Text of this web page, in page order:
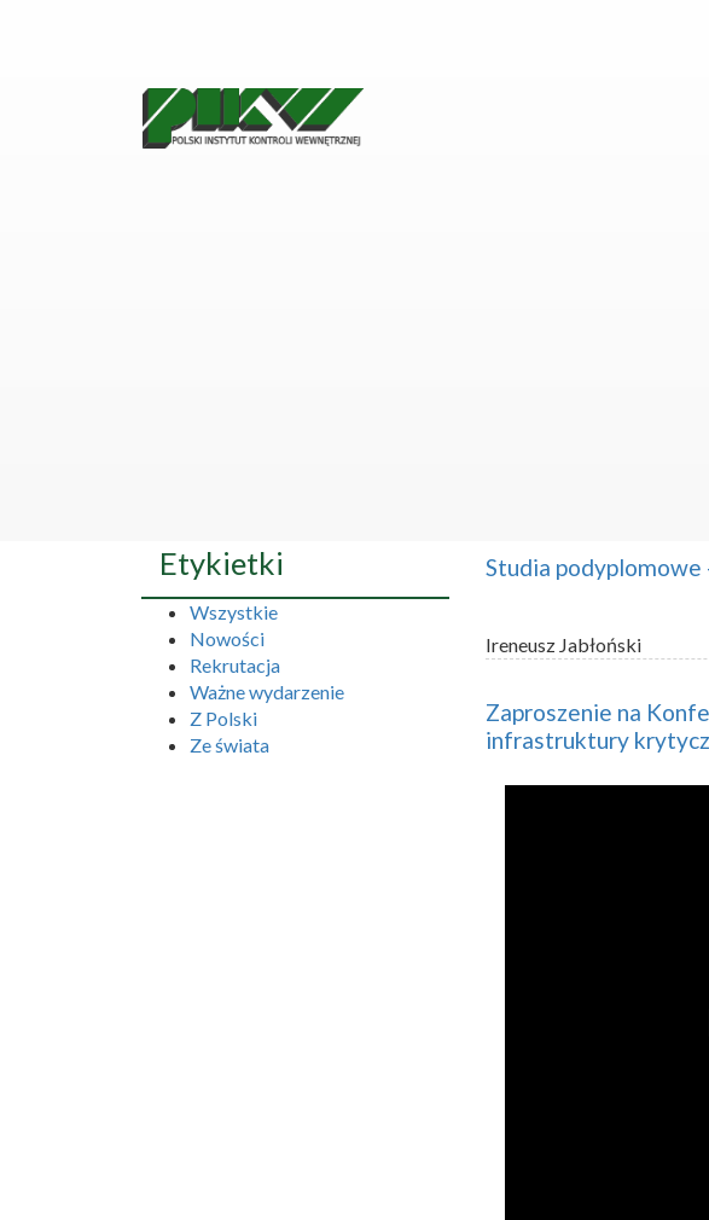
Studia
Ireneusz Jabłoński
Zaproszenie na
infrastruktury
Etykietki
Wszystkie
Nowości
Rekrutacja
Ważne wydarzenie
Z Polski
Ze świata